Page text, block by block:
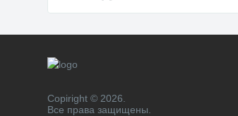
Copiright © 2026.
Все права защищены.